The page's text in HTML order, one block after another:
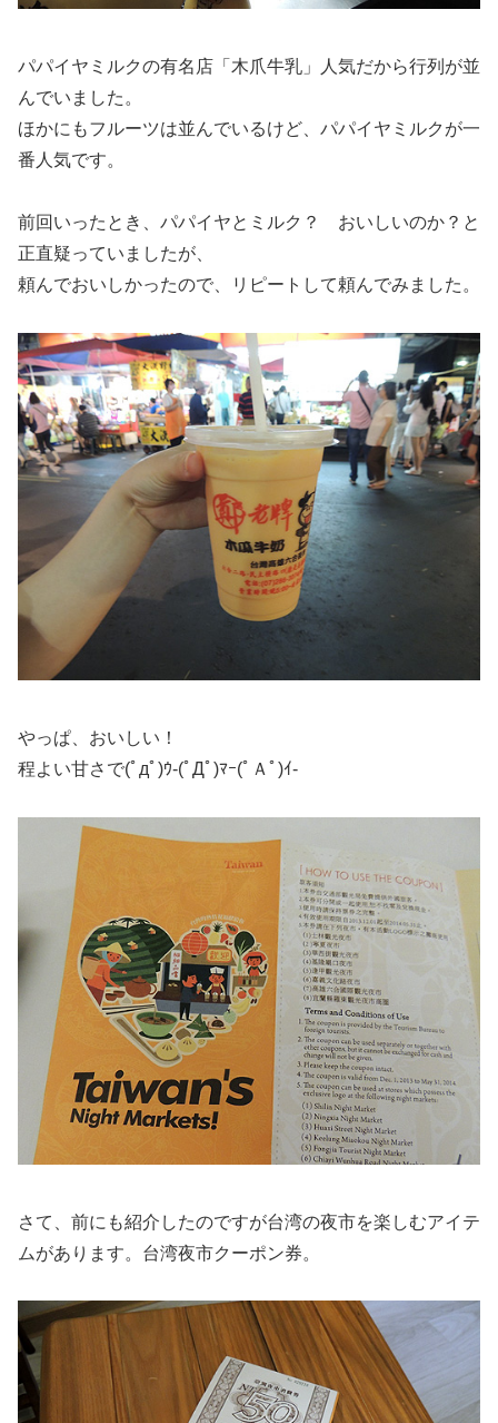
パパイヤミルクの有名店「木爪牛乳」人気だから行列が並
んでいました。
ほかにもフルーツは並んでいるけど、パパイヤミルクが一
番人気です。
前回いったとき、パパイヤとミルク？ おいしいのか？と
正直疑っていましたが、
頼んでおいしかったので、リピートして頼んでみました。
やっぱ、おいしい！
程よい甘さで(ﾟдﾟ)ｳ-(ﾟДﾟ)ﾏｰ(ﾟＡﾟ)ｲ-
さて、前にも紹介したのですが台湾の夜市を楽しむアイテ
ムがあります。台湾夜市クーポン券。